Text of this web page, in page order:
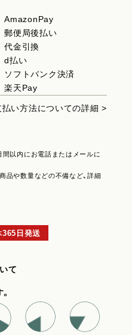
AmazonPay
郵便局後払い
代金引換
d払い
ソフトバンク決済
楽天Pay
払い方法についての詳細 >
以内にお電話またはメールに
品や数量などの不備など、詳細
365日発送
て